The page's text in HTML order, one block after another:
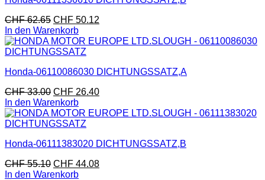
CHF62.65 CHF 50.12
In den Warenkorb
Honda-06110086030 DICHTUNGSSATZ,A
CHF33.00 CHF 26.40
In den Warenkorb
Honda-06111383020 DICHTUNGSSATZ,B
CHF55.10 CHF 44.08
In den Warenkorb